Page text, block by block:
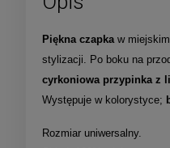
Piękna czapka w
stylizacji. Po boku na
cyrkoniowa przypinka z
Występuje w kolorystyce;
Rozmiar uniwersalny.